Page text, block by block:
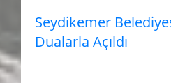
Seydikemer
Dualarla Açıldı